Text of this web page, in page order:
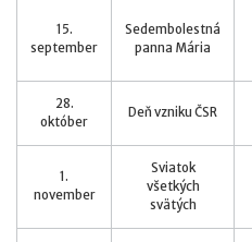
15.
september
Sedembolestná
panna Mária
28.
október
Deň vzniku ČSR
1.
november
Sviatok
všetkých
svätých